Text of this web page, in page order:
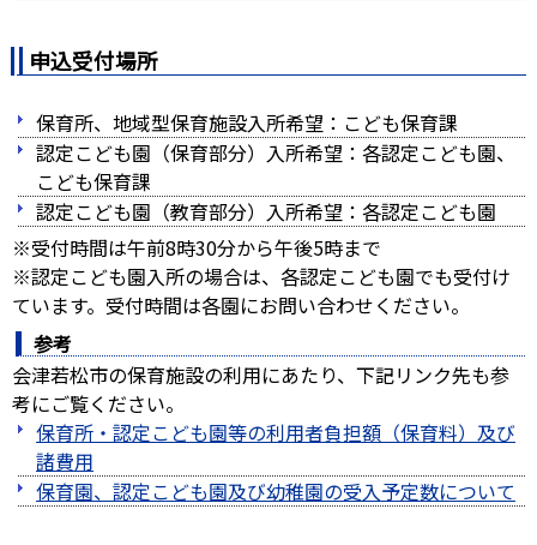
申込受付場所
保育所、地域型保育施設入所希望：こども保育課
認定こども園（保育部分）入所希望：各認定こども園、
こども保育課
認定こども園（教育部分）入所希望：各認定こども園
※受付時間は午前8時30分から午後5時まで
※認定こども園入所の場合は、各認定こども園でも受付け
ています。受付時間は各園にお問い合わせください。
参考
会津若松市の保育施設の利用にあたり、下記リンク先も参
考にご覧ください。
保育所・認定こども園等の利用者負担額（保育料）及び
諸費用
保育園、認定こども園及び幼稚園の受入予定数について